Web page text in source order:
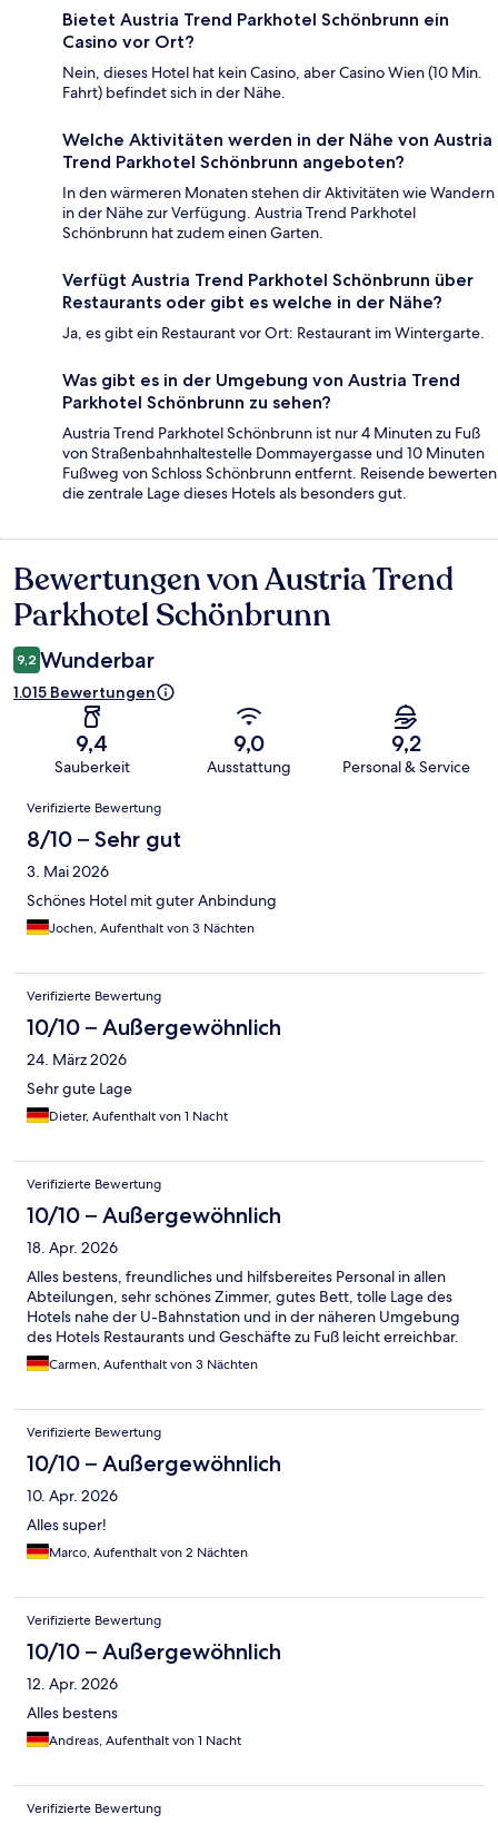
Bietet Austria Trend Parkhotel Schönbrunn ein
Casino vor Ort?
Nein, dieses Hotel hat kein Casino, aber Casino Wien (10 Min.
Fahrt) befindet sich in der Nähe.
Welche Aktivitäten werden in der Nähe von Austria
Trend Parkhotel Schönbrunn angeboten?
In den wärmeren Monaten stehen dir Aktivitäten wie Wandern
in der Nähe zur Verfügung. Austria Trend Parkhotel
Schönbrunn hat zudem einen Garten.
Verfügt Austria Trend Parkhotel Schönbrunn über
Restaurants oder gibt es welche in der Nähe?
Ja, es gibt ein Restaurant vor Ort: Restaurant im Wintergarte.
Was gibt es in der Umgebung von Austria Trend
Parkhotel Schönbrunn zu sehen?
Austria Trend Parkhotel Schönbrunn ist nur 4 Minuten zu Fuß
von Straßenbahnhaltestelle Dommayergasse und 10 Minuten
Fußweg von Schloss Schönbrunn entfernt. Reisende bewerten
die zentrale Lage dieses Hotels als besonders gut.
Bewertungen
Bewertungen von Austria Trend
Parkhotel Schönbrunn
9,2 Wunderbar
1.015 Bewertungen
9,4
Sauberkeit
9,0
Ausstattung
9,2
Personal & Service
Bewertungen
Verifizierte Bewertung
8/10 – Sehr gut
3. Mai 2026
Schönes Hotel mit guter Anbindung
Jochen, Aufenthalt von 3 Nächten
Verifizierte Bewertung
10/10 – Außergewöhnlich
24. März 2026
Sehr gute Lage
Dieter, Aufenthalt von 1 Nacht
Verifizierte Bewertung
10/10 – Außergewöhnlich
18. Apr. 2026
Alles bestens, freundliches und hilfsbereites Personal in allen
Abteilungen, sehr schönes Zimmer, gutes Bett, tolle Lage des
Hotels nahe der U-Bahnstation und in der näheren Umgebung
des Hotels Restaurants und Geschäfte zu Fuß leicht erreichbar.
Carmen, Aufenthalt von 3 Nächten
Verifizierte Bewertung
10/10 – Außergewöhnlich
10. Apr. 2026
Alles super!
Marco, Aufenthalt von 2 Nächten
Verifizierte Bewertung
10/10 – Außergewöhnlich
12. Apr. 2026
Alles bestens
Andreas, Aufenthalt von 1 Nacht
Verifizierte Bewertung